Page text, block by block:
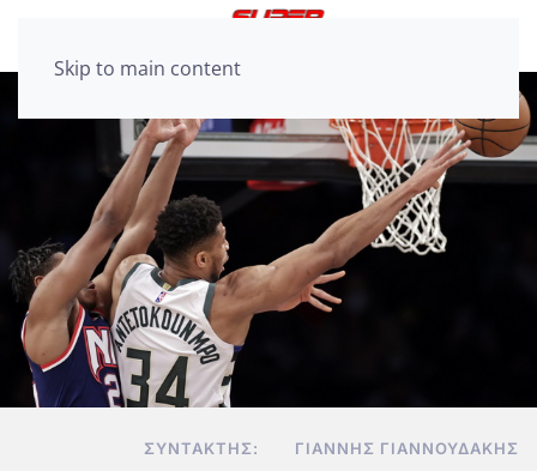
Skip to main content
ΣΥΝΤΆΚΤΗΣ: ΓΙΆΝΝΗΣ ΓΙΑΝΝΟΥΔΆΚΗΣ